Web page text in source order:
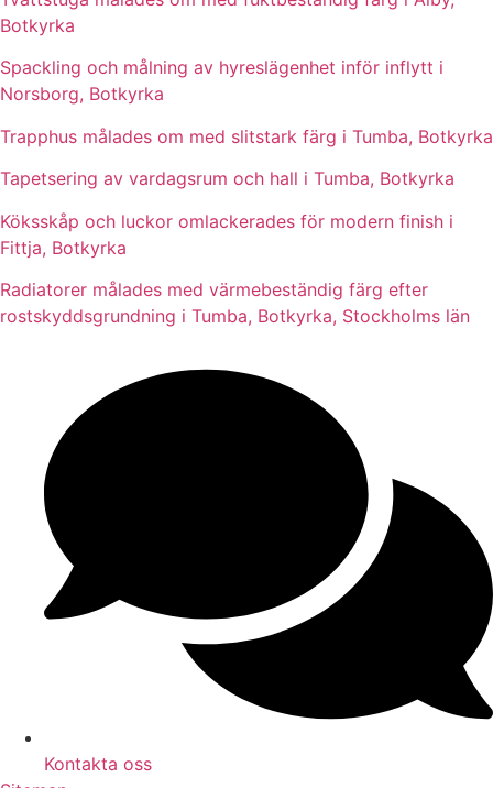
Botkyrka
Spackling och målning av hyreslägenhet inför inflytt i
Norsborg, Botkyrka
Trapphus målades om med slitstark färg i Tumba, Botkyrka
Tapetsering av vardagsrum och hall i Tumba, Botkyrka
Köksskåp och luckor omlackerades för modern finish i
Fittja, Botkyrka
Radiatorer målades med värmebeständig färg efter
rostskyddsgrundning i Tumba, Botkyrka, Stockholms län
Kontakta oss